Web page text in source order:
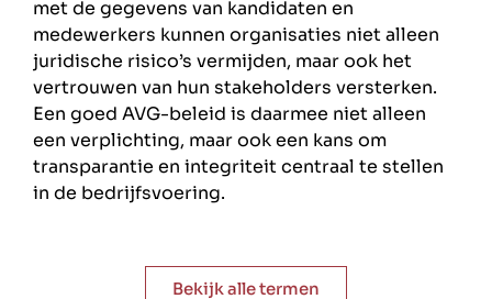
met de gegevens van kandidaten en
medewerkers kunnen organisaties niet alleen
juridische risico’s vermijden, maar ook het
vertrouwen van hun stakeholders versterken.
Een goed AVG-beleid is daarmee niet alleen
een verplichting, maar ook een kans om
transparantie en integriteit centraal te stellen
in de bedrijfsvoering.
Bekijk alle termen